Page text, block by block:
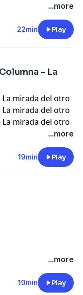
...more
22min Play
- La
La mirada del otro
La mirada del otro
La mirada del otro
...more
19min Play
...more
19min Play